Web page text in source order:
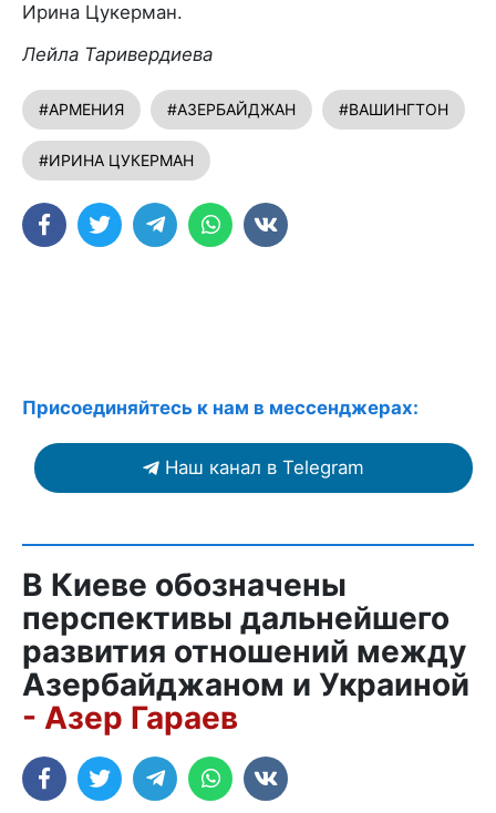
Ирина Цукерман.
Лейла Таривердиева
#АРМЕНИЯ #АЗЕРБАЙДЖАН #ВАШИНГТОН
#ИРИНА ЦУКЕРМАН
Присоединяйтесь к нам в мессенджерах:
Наш канал в Telegram
В Киеве обозначены
перспективы дальнейшего
развития отношений между
Азербайджаном и Украиной
- Азер Гараев